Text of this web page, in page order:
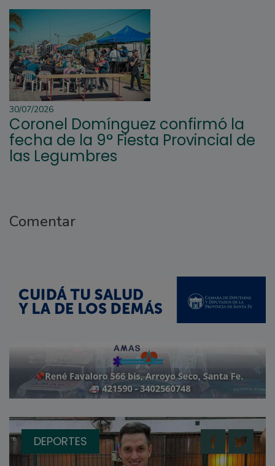
30/07/2026
Coronel Domínguez confirmó la
fecha de la 9° Fiesta Provincial de
las Legumbres
Comentar
DEPORTES